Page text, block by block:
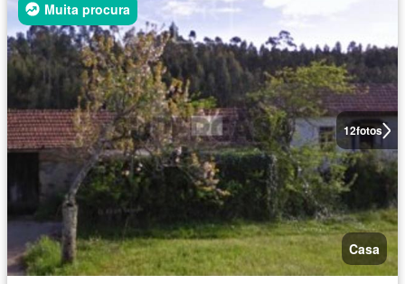
12fotos
Muita procura
Casa